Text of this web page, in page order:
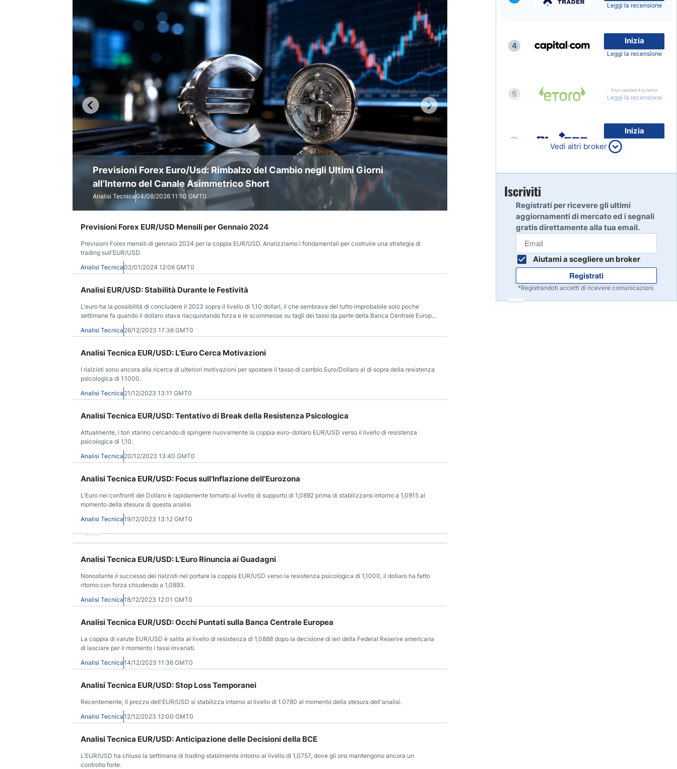
Previsioni Forex Euro/Usd: Rimbalzo del Cambio negli Ultimi Giorni
all’Interno del Canale Asimmetrico Short
Analisi Tecnica04/08/2026 11:50 GMT0
Analisi Tecnica Euro/Usd: Minimi annuali a 1,13
Analisi Tecnica28/07/2026 11:35 GMT0
Previsioni EUR/USD Luglio 2026: Euro Ipervenduto e Test di 1,1400
Analisi Tecnica01/07/2026 08:43 GMT0
Previsioni Forex EUR/USD Mensili per Gennaio 2024
Previsioni Forex mensili di gennaio 2024 per la coppia EUR/USD. Analizziamo i fondamentali per costruire una strategia di
trading sull'EUR/USD.
Analisi Tecnica02/01/2024 12:06 GMT0
Analisi EUR/USD: Stabilità Durante le Festività
L'euro ha la possibilità di concludere il 2023 sopra il livello di 1,10 dollari, il che sembrava del tutto improbabile solo poche
settimane fa quando il dollaro stava riacquistando forza e le scommesse su tagli dei tassi da parte della Banca Centrale Europea
stavano aumentando rapidamente.
Analisi Tecnica 26/12/2023 17:36 GMT0
Analisi Tecnica EUR/USD: L'Euro Cerca Motivazioni
I rialzisti sono ancora alla ricerca di ulteriori motivazioni per spostare il tasso di cambio Euro/Dollaro al di sopra della resistenza
psicologica di 1.1000.
Analisi Tecnica 21/12/2023 13:11 GMT0
Analisi Tecnica EUR/USD: Tentativo di Break della Resistenza Psicologica
Attualmente, i tori stanno cercando di spingere nuovamente la coppia euro-dollaro EUR/USD verso il livello di resistenza
psicologica di 1,10.
Analisi Tecnica 20/12/2023 13:40 GMT0
Analisi Tecnica EUR/USD: Focus sull'Inflazione dell'Eurozona
L'Euro nei confronti del Dollaro è rapidamente tornato al livello di supporto di 1,0892 prima di stabilizzarsi intorno a 1,0915 al
momento della stesura di questa analisi.
Analisi Tecnica19/12/2023 13:12 GMT0
Annuncio
Analisi Tecnica EUR/USD: L'Euro Rinuncia ai Guadagni
Nonostante il successo dei rialzisti nel portare la coppia EUR/USD verso la resistenza psicologica di 1,1000, il dollaro ha fatto
ritorno con forza chiudendo a 1,0893.
Analisi Tecnica18/12/2023 12:01 GMT0
Analisi Tecnica EUR/USD: Occhi Puntati sulla Banca Centrale Europea
La coppia di valute EUR/USD è salita al livello di resistenza di 1,0888 dopo la decisione di ieri della Federal Reserve americana
di lasciare per il momento i tassi invariati.
Analisi Tecnica14/12/2023 11:36 GMT0
Analisi Tecnica EUR/USD: Stop Loss Temporanei
Recentemente, il prezzo dell'EUR/USD si stabilizza intorno al livello di 1.0780 al momento della stesura dell'analisi.
Analisi Tecnica12/12/2023 12:00 GMT0
Analisi Tecnica EUR/USD: Anticipazione delle Decisioni della BCE
L'EUR/USD ha chiuso la settimana di trading stabilmente intorno al livello di 1,0757, dove gli orsi mantengono ancora un
controllo forte.
Leggi la recensione
4
Inizia
Leggi la recensione
5 Il tuo capitale è a rischio
Leggi la recensione
Inizia
80% dei conti al dettaglio di
CFD perdono denaro
7
Inizia
Inizia
Vedi altri broker
Iscriviti
Registrati per ricevere gli ultimi
aggiornamenti di mercato ed i segnali
gratis direttamente alla tua email.
Aiutami a scegliere un broker
Registrati
*Registrandoti accetti di ricevere comunicazioni.
Annuncio